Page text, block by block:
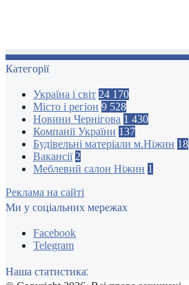
Категорії
Україна і світ 24 170
Місто і регіон 9 528
Новини Чернігова 1 430
Компанії України 137
Будівельні матеріали м.Ніжин 18
Вакансії 2
Меблевий салон Ніжин 1
Реклама на сайті
Ми у соціальних мережах
Facebook
Telegram
Наша статистика: